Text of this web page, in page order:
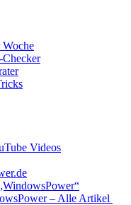
Videos
– Alle Artikel